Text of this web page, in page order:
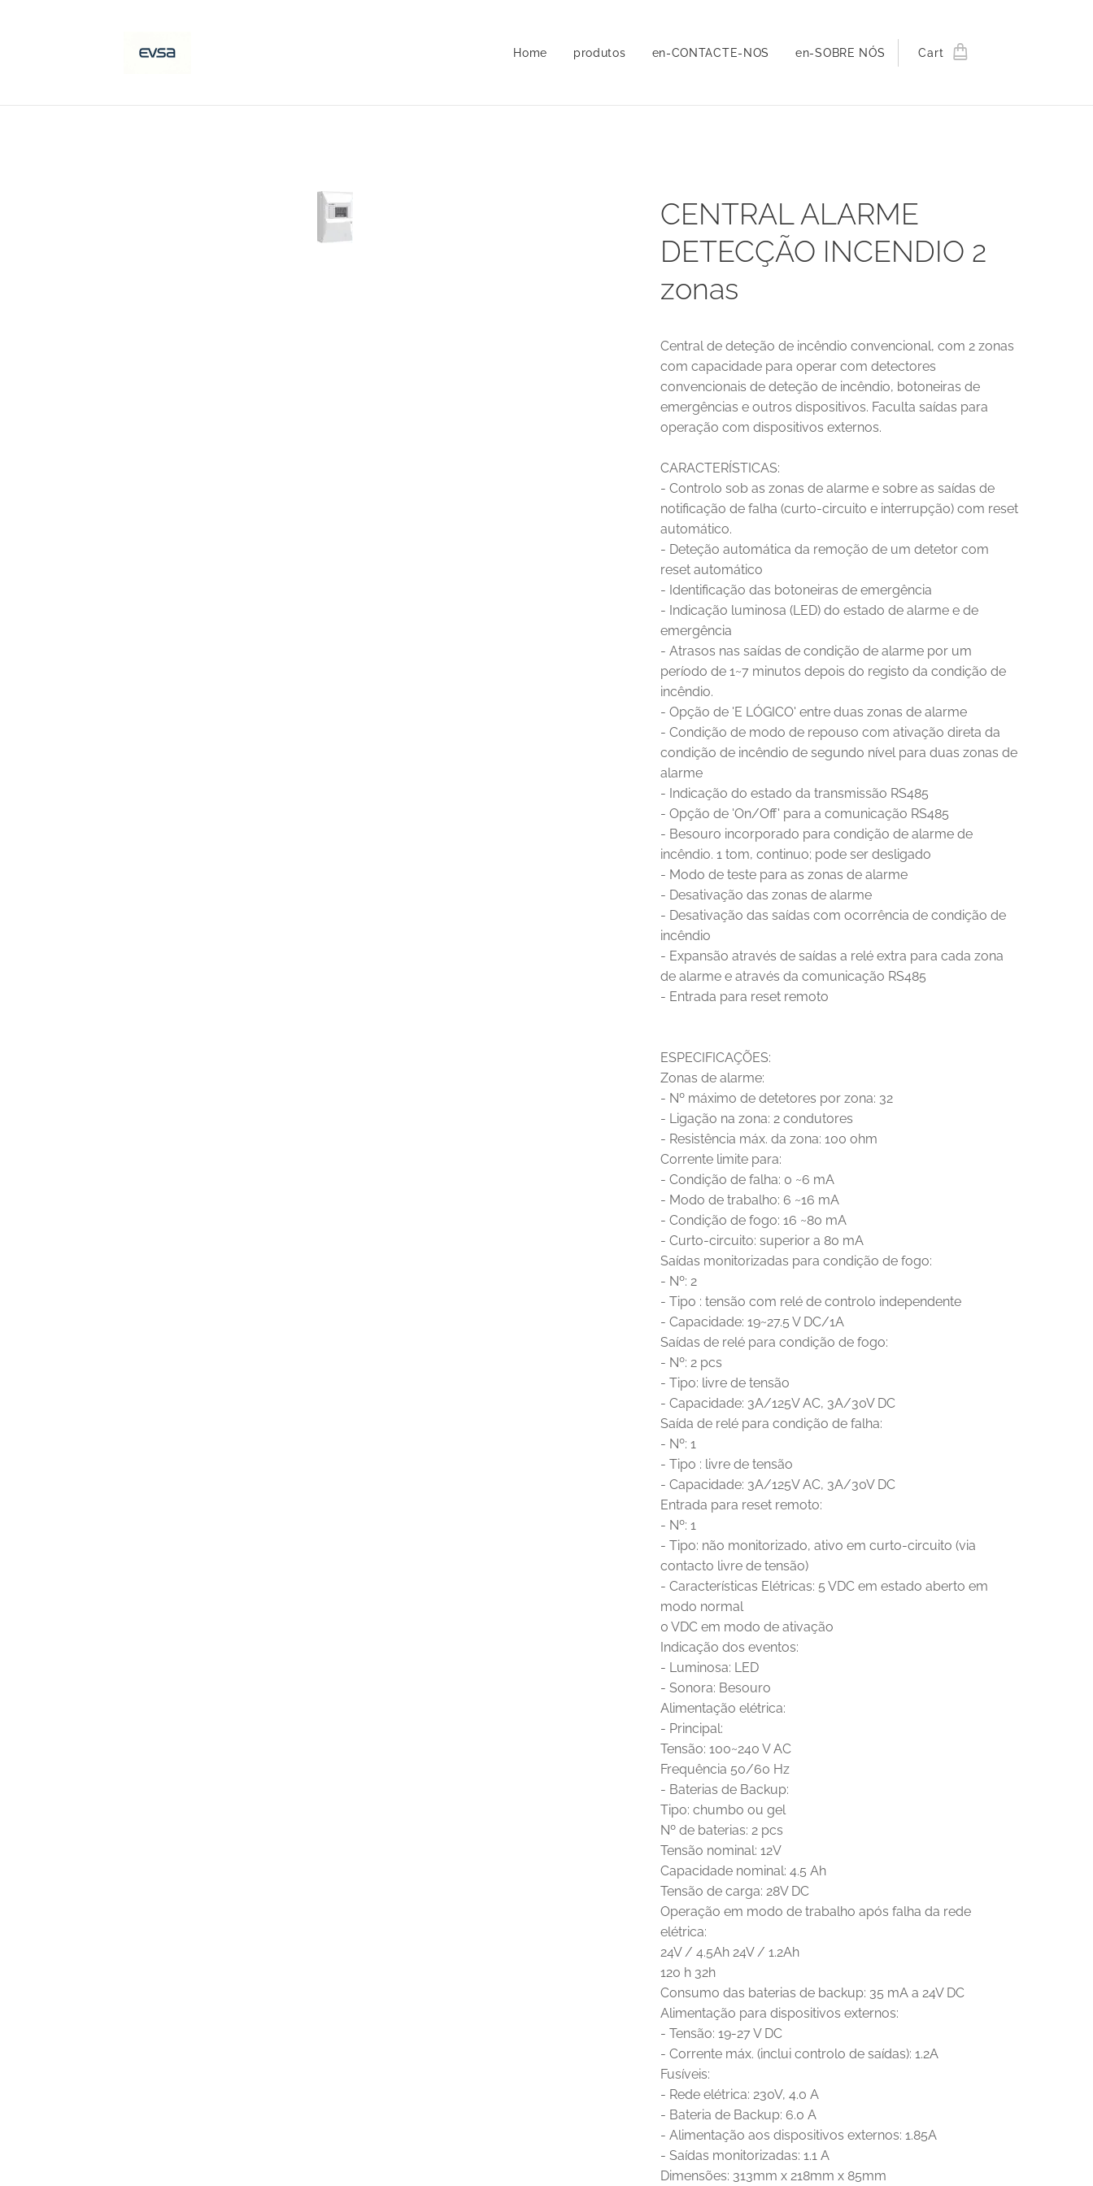
Home produtos en-CONTACTE-NOS en-SOBRE NÓS Cart
CENTRAL ALARME
DETECÇÃO INCENDIO 2
zonas
Central de deteção de incêndio convencional, com 2 zonas
com capacidade para operar com detectores
convencionais de deteção de incêndio, botoneiras de
emergências e outros dispositivos. Faculta saídas para
operação com dispositivos externos.
CARACTERÍSTICAS:
- Controlo sob as zonas de alarme e sobre as saídas de
notificação de falha (curto-circuito e interrupção) com reset
automático.
- Deteção automática da remoção de um detetor com
reset automático
- Identificação das botoneiras de emergência
- Indicação luminosa (LED) do estado de alarme e de
emergência
- Atrasos nas saídas de condição de alarme por um
período de 1~7 minutos depois do registo da condição de
incêndio.
- Opção de 'E LÓGICO' entre duas zonas de alarme
- Condição de modo de repouso com ativação direta da
condição de incêndio de segundo nível para duas zonas de
alarme
- Indicação do estado da transmissão RS485
- Opção de 'On/Off' para a comunicação RS485
- Besouro incorporado para condição de alarme de
incêndio. 1 tom, continuo; pode ser desligado
- Modo de teste para as zonas de alarme
- Desativação das zonas de alarme
- Desativação das saídas com ocorrência de condição de
incêndio
- Expansão através de saídas a relé extra para cada zona
de alarme e através da comunicação RS485
- Entrada para reset remoto
ESPECIFICAÇÕES:
Zonas de alarme:
- Nº máximo de detetores por zona: 32
- Ligação na zona: 2 condutores
- Resistência máx. da zona: 100 ohm
Corrente limite para:
- Condição de falha: 0 ~6 mA
- Modo de trabalho: 6 ~16 mA
- Condição de fogo: 16 ~80 mA
- Curto-circuito: superior a 80 mA
Saídas monitorizadas para condição de fogo:
- Nº: 2
- Tipo : tensão com relé de controlo independente
- Capacidade: 19~27.5 V DC/1A
Saídas de relé para condição de fogo:
- Nº: 2 pcs
- Tipo: livre de tensão
- Capacidade: 3A/125V AC, 3A/30V DC
Saída de relé para condição de falha:
- Nº: 1
- Tipo : livre de tensão
- Capacidade: 3A/125V AC, 3A/30V DC
Entrada para reset remoto:
- Nº: 1
- Tipo: não monitorizado, ativo em curto-circuito (via
contacto livre de tensão)
- Características Elétricas: 5 VDC em estado aberto em
modo normal
0 VDC em modo de ativação
Indicação dos eventos:
- Luminosa: LED
- Sonora: Besouro
Alimentação elétrica:
- Principal:
Tensão: 100~240 V AC
Frequência 50/60 Hz
- Baterias de Backup:
Tipo: chumbo ou gel
Nº de baterias: 2 pcs
Tensão nominal: 12V
Capacidade nominal: 4.5 Ah
Tensão de carga: 28V DC
Operação em modo de trabalho após falha da rede
elétrica:
24V / 4.5Ah 24V / 1.2Ah
120 h 32h
Consumo das baterias de backup: 35 mA a 24V DC
Alimentação para dispositivos externos:
- Tensão: 19-27 V DC
- Corrente máx. (inclui controlo de saídas): 1.2A
Fusíveis:
- Rede elétrica: 230V, 4.0 A
- Bateria de Backup: 6.0 A
- Alimentação aos dispositivos externos: 1.85A
- Saídas monitorizadas: 1.1 A
Dimensões: 313mm x 218mm x 85mm